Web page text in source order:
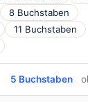
8 Buchstaben
11 Buchstaben
5 Buchstaben